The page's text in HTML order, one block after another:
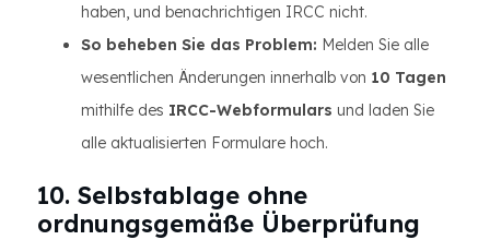
haben, und benachrichtigen IRCC nicht.
So beheben Sie das Problem: Melden Sie alle
wesentlichen Änderungen innerhalb von 10 Tagen
mithilfe des IRCC-Webformulars und laden Sie
alle aktualisierten Formulare hoch.
10. Selbstablage ohne
ordnungsgemäße Überprüfung